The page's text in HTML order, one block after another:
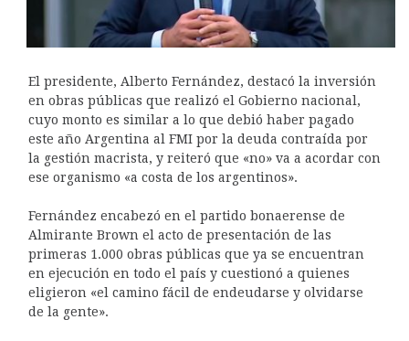
El presidente, Alberto Fernández, destacó la inversión
en obras públicas que realizó el Gobierno nacional,
cuyo monto es similar a lo que debió haber pagado
este año Argentina al FMI por la deuda contraída por
la gestión macrista, y reiteró que «no» va a acordar con
ese organismo «a costa de los argentinos».
Fernández encabezó en el partido bonaerense de
Almirante Brown el acto de presentación de las
primeras 1.000 obras públicas que ya se encuentran
en ejecución en todo el país y cuestionó a quienes
eligieron «el camino fácil de endeudarse y olvidarse
de la gente».